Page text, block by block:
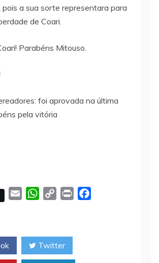
pois a sua sorte representara para
de Coari.
Parabéns Mitouso.
foi aprovada na última
pela vitória
W
s
A
L
i
Twitter